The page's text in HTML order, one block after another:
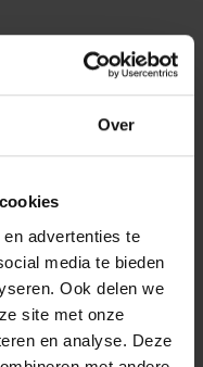
Over
advertenties te
media te bieden
Ook delen we
site met onze
en analyse. Deze
te klikken
daarbij bestendig tot